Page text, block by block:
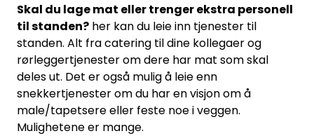
Skal du lage mat eller trenger ekstra personell
til standen? her kan du leie inn tjenester til
standen. Alt fra catering til dine kollegaer og
rørleggertjenester om dere har mat som skal
deles ut. Det er også mulig å leie enn
snekkertjenester om du har en visjon om å
male/tapetsere eller feste noe i veggen.
Mulighetene er mange.
Foto og video